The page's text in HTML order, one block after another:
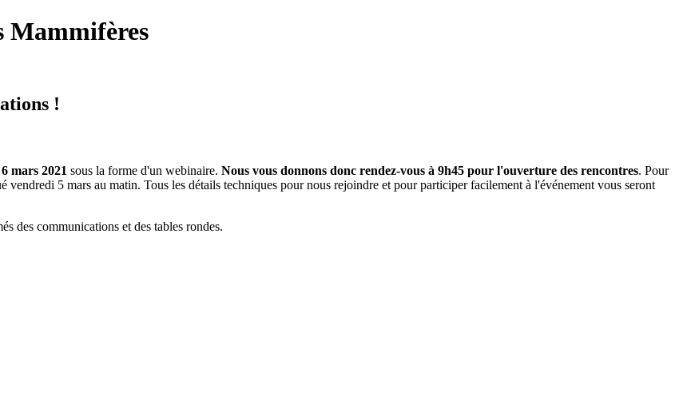
Mammifères
!
mars 2021 sous la forme d'un webinaire. Nous vous donnons donc rendez-vous à 9h45 pour l'ouverture des rencontres. Pour
vendredi 5 mars au matin. Tous les détails techniques pour nous rejoindre et pour participer facilement à l'événement vous seront
des communications et des tables rondes.